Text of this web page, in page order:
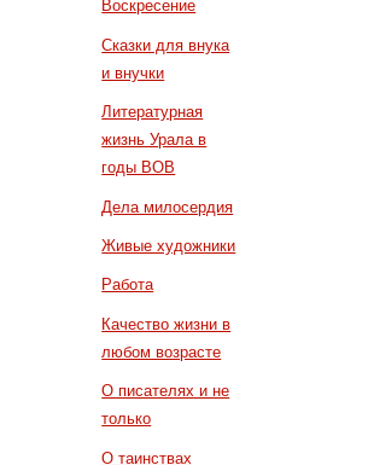
Воскресение
Сказки для внука
и внучки
Литературная
жизнь Урала в
годы ВОВ
Дела милосердия
Живые художники
Работа
Качество жизни в
любом возрасте
О писателях и не
только
О таинствах